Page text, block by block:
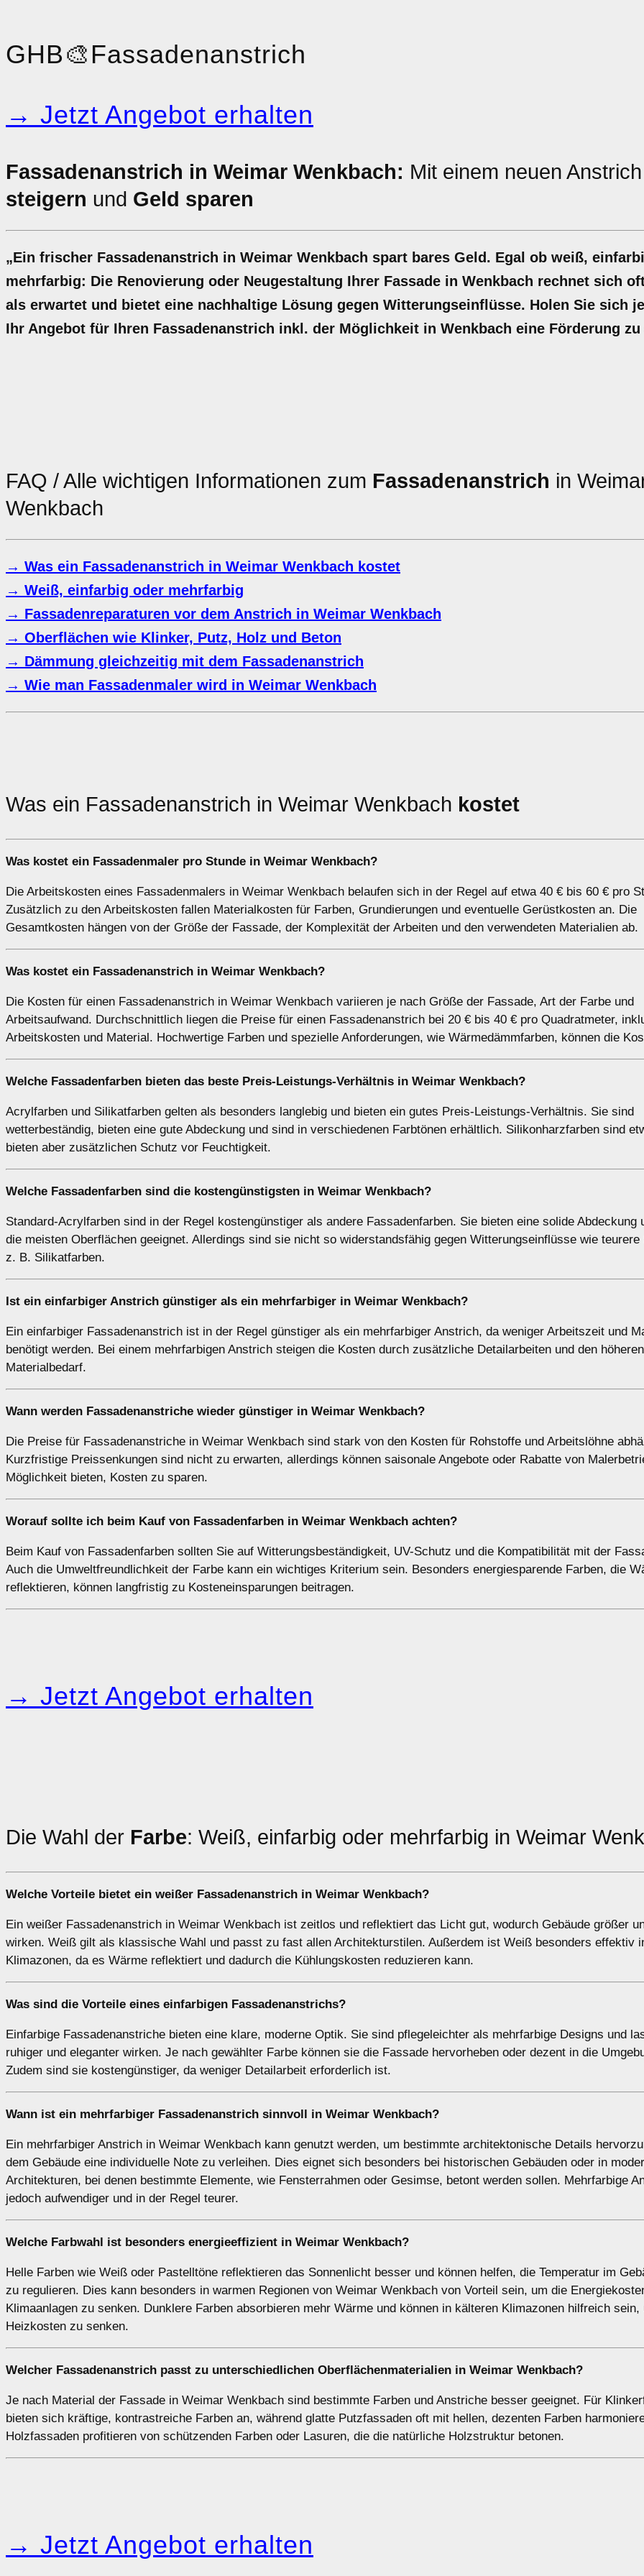
GHB🎨Fassadenanstrich
→ Jetzt Angebot erhalten
Fassadenanstrich in Weimar Wenkbach: Mit einem neuen Anstrich
steigern und Geld sparen
„Ein frischer Fassadenanstrich in Weimar Wenkbach spart bares Geld. Egal ob weiß,
mehrfarbig: Die Renovierung oder Neugestaltung Ihrer Fassade in Wenkbach rechnet sich
als erwartet und bietet eine nachhaltige Lösung gegen Witterungseinflüsse. Holen Sie sich
Ihr Angebot für Ihren Fassadenanstrich inkl. der Möglichkeit in Wenkbach eine Förderung zu
FAQ / Alle wichtigen Informationen zum Fassadenanstrich in
Wenkbach
→ Was ein Fassadenanstrich in Weimar Wenkbach kostet
→ Weiß, einfarbig oder mehrfarbig
→ Fassadenreparaturen vor dem Anstrich in Weimar Wenkbach
→ Oberflächen wie Klinker, Putz, Holz und Beton
→ Dämmung gleichzeitig mit dem Fassadenanstrich
→ Wie man Fassadenmaler wird in Weimar Wenkbach
Was ein Fassadenanstrich in Weimar Wenkbach kostet
Was kostet ein Fassadenmaler pro Stunde in Weimar Wenkbach?
Die Arbeitskosten eines Fassadenmalers in Weimar Wenkbach belaufen sich in der Regel auf etwa 40 € bis 60 € pro
Zusätzlich zu den Arbeitskosten fallen Materialkosten für Farben, Grundierungen und eventuelle Gerüstkosten an. Die
Gesamtkosten hängen von der Größe der Fassade, der Komplexität der Arbeiten und den verwendeten Materialien ab.
Was kostet ein Fassadenanstrich in Weimar Wenkbach?
Die Kosten für einen Fassadenanstrich in Weimar Wenkbach variieren je nach Größe der Fassade, Art der Farbe und
Arbeitsaufwand. Durchschnittlich liegen die Preise für einen Fassadenanstrich bei 20 € bis 40 € pro Quadratmeter,
Arbeitskosten und Material. Hochwertige Farben und spezielle Anforderungen, wie Wärmedämmfarben, können die
Welche Fassadenfarben bieten das beste Preis-Leistungs-Verhältnis in Weimar Wenkbach?
Acrylfarben und Silikatfarben gelten als besonders langlebig und bieten ein gutes Preis-Leistungs-Verhältnis. Sie sind
wetterbeständig, bieten eine gute Abdeckung und sind in verschiedenen Farbtönen erhältlich. Silikonharzfarben sind
bieten aber zusätzlichen Schutz vor Feuchtigkeit.
Welche Fassadenfarben sind die kostengünstigsten in Weimar Wenkbach?
Standard-Acrylfarben sind in der Regel kostengünstiger als andere Fassadenfarben. Sie bieten eine solide Abdeckung
die meisten Oberflächen geeignet. Allerdings sind sie nicht so widerstandsfähig gegen Witterungseinflüsse wie teurere
z. B. Silikatfarben.
Ist ein einfarbiger Anstrich günstiger als ein mehrfarbiger in Weimar Wenkbach?
Ein einfarbiger Fassadenanstrich ist in der Regel günstiger als ein mehrfarbiger Anstrich, da weniger Arbeitszeit und
benötigt werden. Bei einem mehrfarbigen Anstrich steigen die Kosten durch zusätzliche Detailarbeiten und den höheren
Materialbedarf.
Wann werden Fassadenanstriche wieder günstiger in Weimar Wenkbach?
Die Preise für Fassadenanstriche in Weimar Wenkbach sind stark von den Kosten für Rohstoffe und Arbeitslöhne
Kurzfristige Preissenkungen sind nicht zu erwarten, allerdings können saisonale Angebote oder Rabatte von
Möglichkeit bieten, Kosten zu sparen.
Worauf sollte ich beim Kauf von Fassadenfarben in Weimar Wenkbach achten?
Beim Kauf von Fassadenfarben sollten Sie auf Witterungsbeständigkeit, UV-Schutz und die Kompatibilität mit der
Auch die Umweltfreundlichkeit der Farbe kann ein wichtiges Kriterium sein. Besonders energiesparende Farben, die
reflektieren, können langfristig zu Kosteneinsparungen beitragen.
→ Jetzt Angebot erhalten
Die Wahl der Farbe: Weiß, einfarbig oder mehrfarbig in Weimar
Welche Vorteile bietet ein weißer Fassadenanstrich in Weimar Wenkbach?
Ein weißer Fassadenanstrich in Weimar Wenkbach ist zeitlos und reflektiert das Licht gut, wodurch Gebäude größer
wirken. Weiß gilt als klassische Wahl und passt zu fast allen Architekturstilen. Außerdem ist Weiß besonders effektiv
Klimazonen, da es Wärme reflektiert und dadurch die Kühlungskosten reduzieren kann.
Was sind die Vorteile eines einfarbigen Fassadenanstrichs?
Einfarbige Fassadenanstriche bieten eine klare, moderne Optik. Sie sind pflegeleichter als mehrfarbige Designs und
ruhiger und eleganter wirken. Je nach gewählter Farbe können sie die Fassade hervorheben oder dezent in die
Zudem sind sie kostengünstiger, da weniger Detailarbeit erforderlich ist.
Wann ist ein mehrfarbiger Fassadenanstrich sinnvoll in Weimar Wenkbach?
Ein mehrfarbiger Anstrich in Weimar Wenkbach kann genutzt werden, um bestimmte architektonische Details
dem Gebäude eine individuelle Note zu verleihen. Dies eignet sich besonders bei historischen Gebäuden oder in
Architekturen, bei denen bestimmte Elemente, wie Fensterrahmen oder Gesimse, betont werden sollen. Mehrfarbige
jedoch aufwendiger und in der Regel teurer.
Welche Farbwahl ist besonders energieeffizient in Weimar Wenkbach?
Helle Farben wie Weiß oder Pastelltöne reflektieren das Sonnenlicht besser und können helfen, die Temperatur im
zu regulieren. Dies kann besonders in warmen Regionen von Weimar Wenkbach von Vorteil sein, um die
Klimaanlagen zu senken. Dunklere Farben absorbieren mehr Wärme und können in kälteren Klimazonen hilfreich sein,
Heizkosten zu senken.
Welcher Fassadenanstrich passt zu unterschiedlichen Oberflächenmaterialien in Weimar Wenkbach?
Je nach Material der Fassade in Weimar Wenkbach sind bestimmte Farben und Anstriche besser geeignet. Für
bieten sich kräftige, kontrastreiche Farben an, während glatte Putzfassaden oft mit hellen, dezenten Farben
Holzfassaden profitieren von schützenden Farben oder Lasuren, die die natürliche Holzstruktur betonen.
→ Jetzt Angebot erhalten